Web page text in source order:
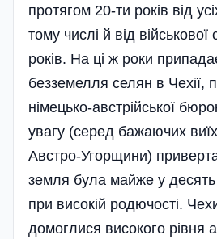
протягом 20-ти років від
тому числі й від
років. На ці ж роки
безземелля селян в Чехії,
німецько-австрійської
увагу (серед бажаючих
Австро-Угорщини)
земля була майже у
при високій родючості.
домоглися високого рівня